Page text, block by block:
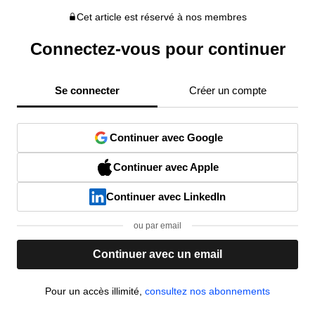
Cet article est réservé à nos membres
Connectez-vous pour continuer
Se connecter Créer un compte
Continuer avec Google
Continuer avec Apple
Continuer avec LinkedIn
ou par email
Continuer avec un email
Pour un accès illimité, consultez nos abonnements